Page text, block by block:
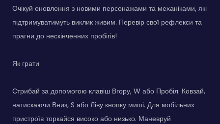
Очікуй оновлення з новими персонажами та механіками, які
підтримуватимуть виклик живим. Перевір свої рефлекси та
прагни до нескінченних пробігів!
Як грати
Стрибай за допомогою клавіш Вгору, W або Пробіл. Ковзай,
натискаючи Вниз, S або Ліву кнопку миші. Для мобільних
пристроїв торкайся високо або низько. Маневруй